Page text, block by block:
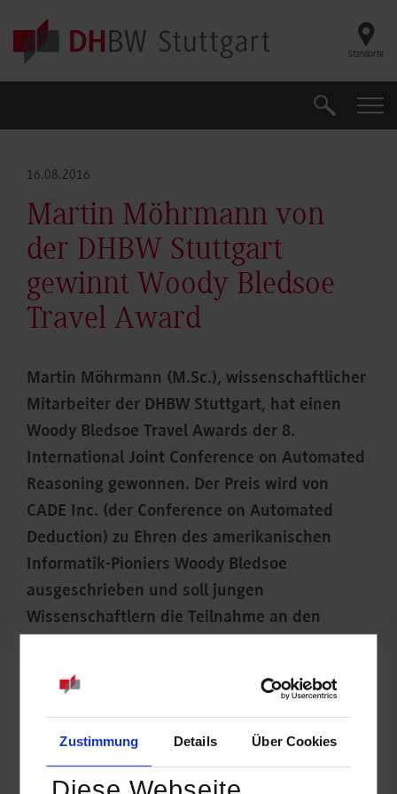
Zustimmung Details Über Cookies
Skip to main content
Standorte
Suche
16.08.2016
Martin Möhrmann von
der DHBW Stuttgart
gewinnt Woody Bledsoe
Travel Award
Martin Möhrmann (M.Sc.), wissenschaftlicher
Mitarbeiter der DHBW Stuttgart, hat einen
Woody Bledsoe Travel Awards der 8.
International Joint Conference on Automated
Reasoning gewonnen. Der Preis wird von
CADE Inc. (der Conference on Automated
Deduction) zu Ehren des amerikanischen
Informatik-Pioniers Woody Bledsoe
ausgeschrieben und soll jungen
Wissenschaftlern die Teilnahme an den
ermöglichen, die im jährlichen Wechsel
stattfinden.